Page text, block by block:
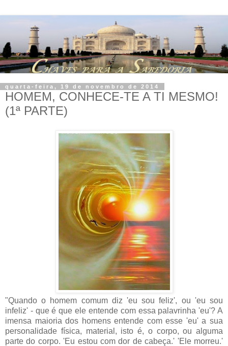
quarta-feira, 19 de novembro de 2014
HOMEM, CONHECE-TE A TI MESMO!
(1ª PARTE)
"Quando o homem comum diz 'eu sou feliz', ou 'eu sou
infeliz' - que é que ele entende com essa palavrinha 'eu'? A
imensa maioria dos homens entende com esse 'eu' a sua
personalidade física, material, isto é, o corpo, ou alguma
parte do corpo. 'Eu estou com dor de cabeça.' 'Ele morreu.'